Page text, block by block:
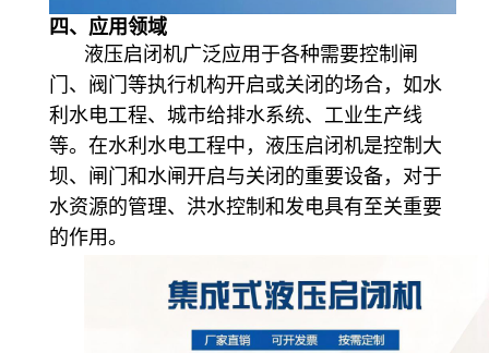
四、应用领域
液压启闭机广泛应用于各种需要控制闸
门、阀门等执行机构开启或关闭的场合，如水
利水电工程、城市给排水系统、工业生产线
等。在水利水电工程中，液压启闭机是控制大
坝、闸门和水闸开启与关闭的重要设备，对于
水资源的管理、洪水控制和发电具有至关重要
的作用。